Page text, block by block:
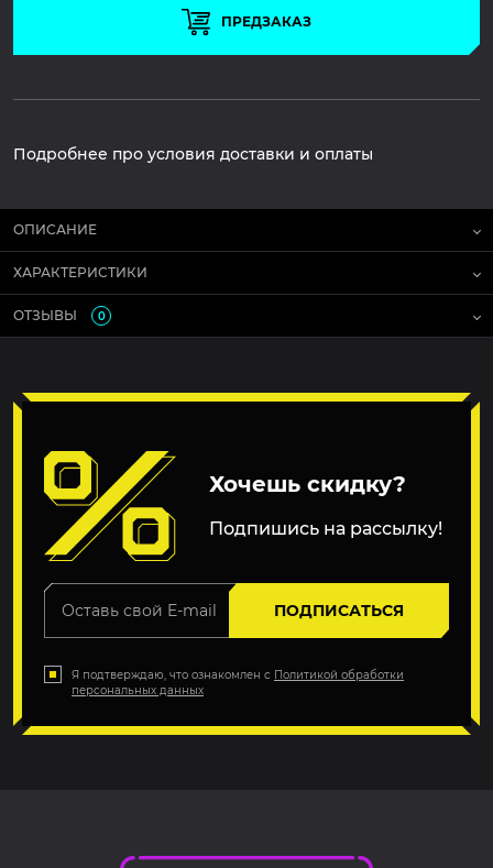
ПРЕДЗАКАЗ
Подробнее про условия доставки и оплаты
ОПИСАНИЕ
ХАРАКТЕРИСТИКИ
ОТЗЫВЫ 0
Хочешь скидку?
Подпишись на рассылку!
ПОДПИСАТЬСЯ
Я подтверждаю, что ознакомлен с Политикой обработки
персональных данных